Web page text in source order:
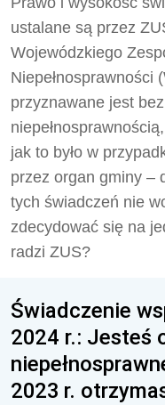
ustalane są przez
Wojewódzkiego
Niepełnosprawności
przyznawane jest
jak to było w
przez organ gminy –
tych świadczeń nie
zdecydować się na
radzi ZUS?
Świadczenie
2024 r.: Jesteś
2023 r.